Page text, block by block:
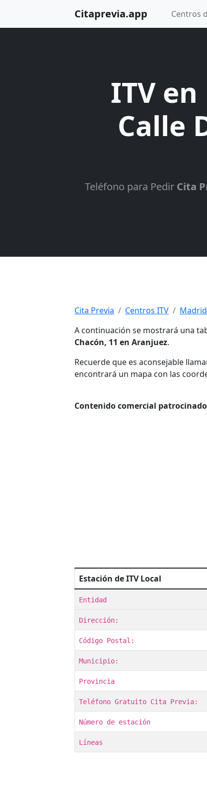
Citaprevia.app Centros
ITV
Calle
Teléfono para Pedir Cita
Cita Previa Centros ITV Madrid
A continuación se mostrará una
Chacón, 11 en Aranjuez.
Recuerde que es aconsejable
encontrará un mapa con las
Contenido comercial
Estación de ITV Local
Entidad
Dirección:
Código Postal:
Municipio:
Provincia
Teléfono Gratuito Cita Previa:
Número de estación
Líneas